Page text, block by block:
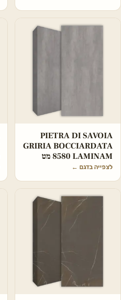
PIETRA DI SAVOIA
GRIRIA BOCCIARDATA
8580 LAMINAM מט
לצפייה בדגם ←